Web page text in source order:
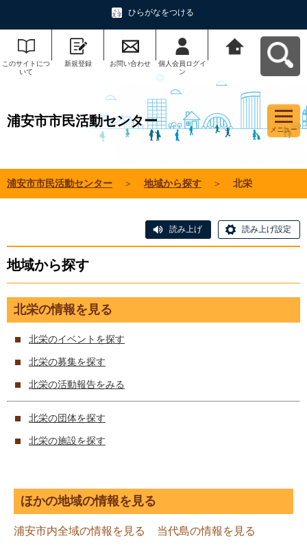
ひらがなをつける
このサイトにつ
いて
新規登録 お問い合わせ
個人会員ログイ
ン
浦安市市民活動センター
メニュー
浦安市市民活動センター ＞ 地域から探す ＞ 北栄
読み上げ 読み上げ設定
地域から探す
北栄の情報を見る
北栄のイベントを探す
北栄の募集を探す
北栄の活動報告をみる
北栄の団体を探す
北栄の施設を探す
ほかの地域の情報を見る
浦安市内全域の情報を見る
当代島の情報を見る